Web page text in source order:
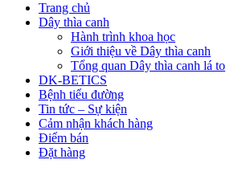
Trang chủ
Dây thìa canh
Hành trình khoa học
Giới thiệu về Dây thìa canh
Tổng quan Dây thìa canh lá to
DK-BETICS
Bệnh tiểu đường
Tin tức – Sự kiện
Cảm nhận khách hàng
Điểm bán
Đặt hàng